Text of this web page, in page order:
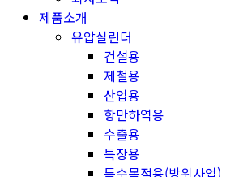
제품소개
유압실린더
건설용
제철용
산업용
항만하역용
수출용
특장용
특수목적용(방위사업)